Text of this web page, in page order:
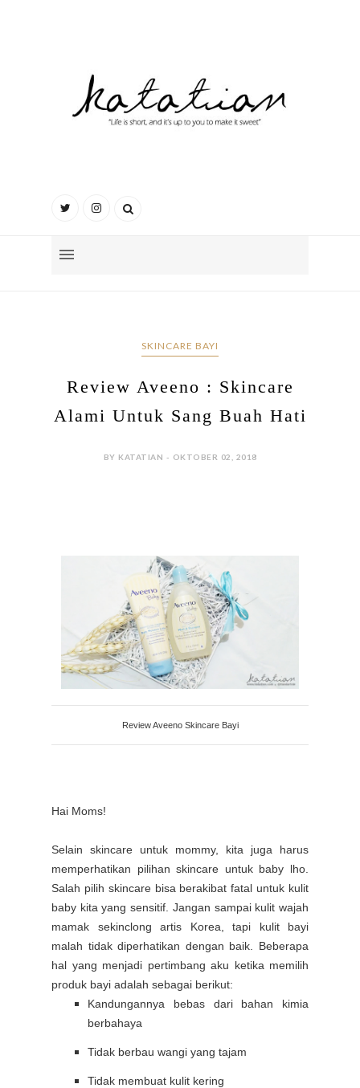
SKINCARE BAYI
Review Aveeno : Skincare
Alami Untuk Sang Buah Hati
BY KATATIAN - OKTOBER 02, 2018
Review Aveeno Skincare Bayi
Hai Moms!
Selain skincare untuk mommy, kita juga harus
memperhatikan pilihan skincare untuk baby lho.
Salah pilih skincare bisa berakibat fatal untuk kulit
baby kita yang sensitif. Jangan sampai kulit wajah
mamak sekinclong artis Korea, tapi kulit bayi
malah tidak diperhatikan dengan baik. Beberapa
hal yang menjadi pertimbang aku ketika memilih
produk bayi adalah sebagai berikut:
Kandungannya bebas dari bahan kimia
berbahaya
Tidak berbau wangi yang tajam
Tidak membuat kulit kering